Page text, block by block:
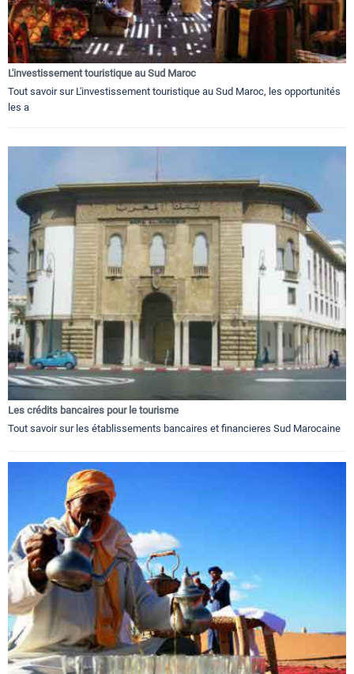
L'investissement touristique au Sud Maroc
Tout savoir sur L'investissement touristique au Sud Maroc, les opportunités
les a
Les crédits bancaires pour le tourisme
Tout savoir sur les établissements bancaires et financieres Sud Marocaine